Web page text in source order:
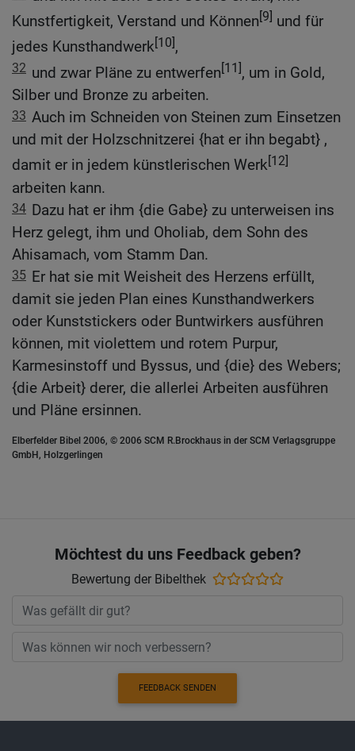
Kunstfertigkeit, Verstand und Können[9] und für
jedes Kunsthandwerk[10],
32 und zwar Pläne zu entwerfen[11], um in Gold,
Silber und Bronze zu arbeiten.
33 Auch im Schneiden von Steinen zum Einsetzen
und mit der Holzschnitzerei {hat er ihn begabt} ,
damit er in jedem künstlerischen Werk[12]
arbeiten kann.
34 Dazu hat er ihm {die Gabe} zu unterweisen ins
Herz gelegt, ihm und Oholiab, dem Sohn des
Ahisamach, vom Stamm Dan.
35 Er hat sie mit Weisheit des Herzens erfüllt,
damit sie jeden Plan eines Kunsthandwerkers
oder Kunststickers oder Buntwirkers ausführen
können, mit violettem und rotem Purpur,
Karmesinstoff und Byssus, und {die} des Webers;
{die Arbeit} derer, die allerlei Arbeiten ausführen
und Pläne ersinnen.
Elberfelder Bibel 2006, © 2006 SCM R.Brockhaus in der SCM Verlagsgruppe
GmbH, Holzgerlingen
Möchtest du uns Feedback geben?
Bewertung der Bibelthek
FEEDBACK SENDEN